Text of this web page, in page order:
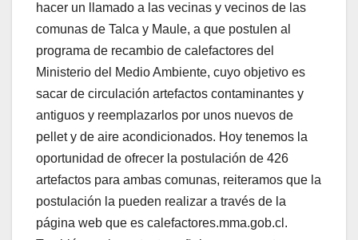
hacer un llamado a las vecinas y vecinos de las
comunas de Talca y Maule, a que postulen al
programa de recambio de calefactores del
Ministerio del Medio Ambiente, cuyo objetivo es
sacar de circulación artefactos contaminantes y
antiguos y reemplazarlos por unos nuevos de
pellet y de aire acondicionados. Hoy tenemos la
oportunidad de ofrecer la postulación de 426
artefactos para ambas comunas, reiteramos que la
postulación la pueden realizar a través de la
página web que es calefactores.mma.gob.cl.